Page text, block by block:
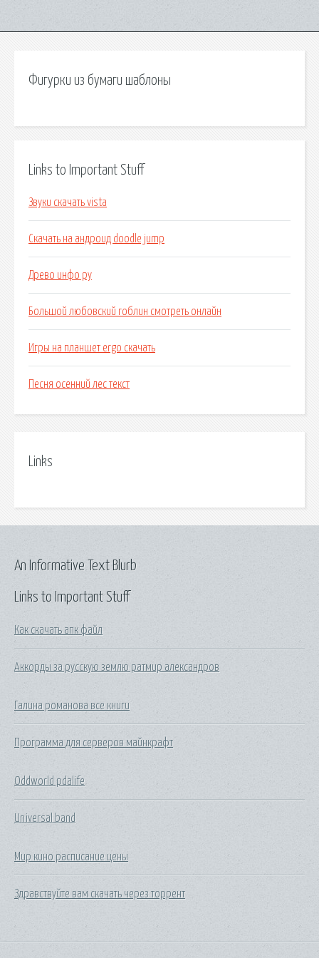
Фигурки из бумаги шаблоны
Links to Important Stuff
Звуки скачать vista
Скачать на андроид doodle jump
Древо инфо ру
Большой любовский гоблин смотреть онлайн
Игры на планшет ergo скачать
Песня осенний лес текст
Links
Links to Important Stuff
Как скачать апк файл
Аккорды за русскую землю ратмир александров
Галина романова все книги
Программа для серверов майнкрафт
Oddworld pdalife
Universal band
Мир кино расписание цены
Здравствуйте вам скачать через торрент
An Informative Text Blurb